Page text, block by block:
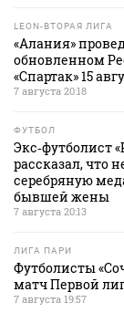
LEON-ВТОРАЯ ЛИГА
«Алания»
обновленном
«Спартак» 15
7 августа 20:18
ФУТБОЛ
Экс‑футболист
рассказал, что
серебряную
бывшей жены
7 августа 20:13
ЛИГА ПАРИ
Футболисты
матч Первой
7 августа 19:57